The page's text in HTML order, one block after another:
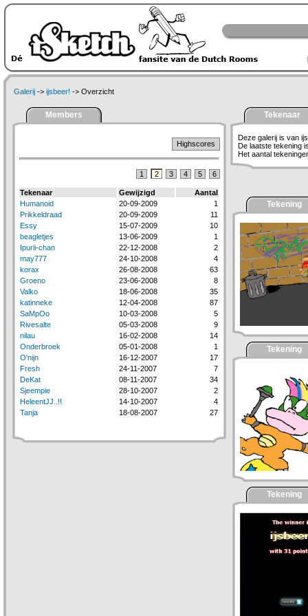
Galerij -> ijsbeer! -> Overzicht
Members
Highscores
1 2 3 4 5 6
Tekenaar Gewijzigd
Aantal
Humanoid
20-09-2009
1
Prikkeldraad
20-09-2009
11
Essy
15-07-2009
10
beagletjes
13-06-2009
1
Ipurii-chan
22-12-2008
2
may777
24-10-2008
4
korax
26-08-2008
63
Groeno
23-06-2008
8
Valko
18-06-2008
35
katinneke
12-04-2008
87
SaMpOo
10-03-2008
5
Rivesalte
05-03-2008
9
nilau
16-02-2008
14
Onderbroek
05-01-2008
1
O'nijn
16-12-2007
17
Fresh
24-11-2007
7
DeKat
08-11-2007
34
Sjeempie
28-10-2007
2
HeleentJJ..!!
14-10-2007
4
Tanja
18-08-2007 27
Tekenaar
Deze galerij is van
De laatste tekening
Het aantal
Tekening
Tekening
Tekening